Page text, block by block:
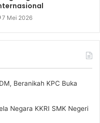
7 Mei 2026
Beranikah KPC Buka
Negara KKRI SMK Negeri